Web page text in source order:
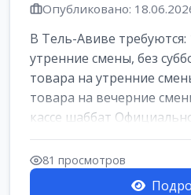
Опубликовано:
В Тель-Авиве требуются:
утренние смены, без
товара на утренние
товара на вечерние
кассе шаббат
ста...
81 просмотров